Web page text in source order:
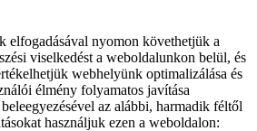
elfogadásával nyomon követhetjük a
viselkedést a weboldalunkon belül, és
webhelyünk optimalizálása és
élmény folyamatos javítása
az alábbi, harmadik féltől
használjuk ezen a weboldalon: